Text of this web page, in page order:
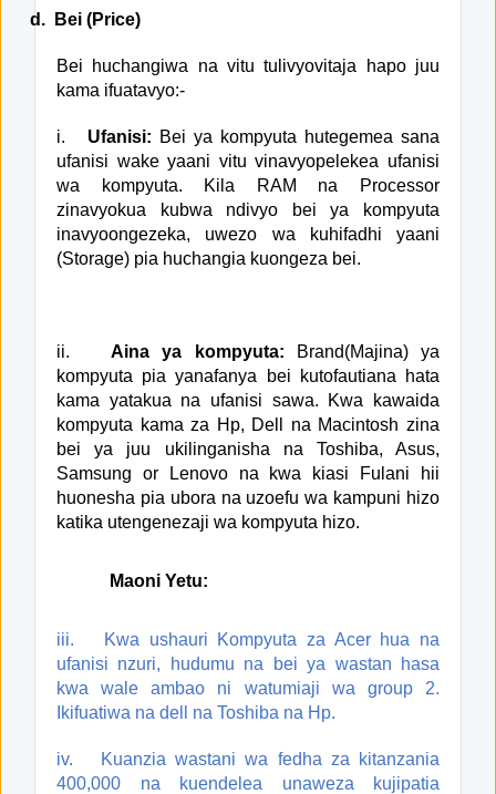
d. Bei (Price)
Bei huchangiwa na vitu tulivyovitaja hapo juu
kama ifuatavyo:-
i. Ufanisi: Bei ya kompyuta hutegemea sana
ufanisi wake yaani vitu vinavyopelekea ufanisi
wa kompyuta. Kila RAM na Processor
zinavyokua kubwa ndivyo bei ya kompyuta
inavyoongezeka, uwezo wa kuhifadhi yaani
(Storage) pia huchangia kuongeza bei.
ii. Aina ya kompyuta: Brand(Majina) ya
kompyuta pia yanafanya bei kutofautiana hata
kama yatakua na ufanisi sawa. Kwa kawaida
kompyuta kama za Hp, Dell na Macintosh zina
bei ya juu ukilinganisha na Toshiba, Asus,
Samsung or Lenovo na kwa kiasi Fulani hii
huonesha pia ubora na uzoefu wa kampuni hizo
katika utengenezaji wa kompyuta hizo.
Maoni Yetu:
iii.
Kwa ushauri Kompyuta za Acer hua na
ufanisi nzuri, hudumu na bei ya wastan hasa
kwa wale ambao ni watumiaji wa group 2.
Ikifuatiwa na dell na Toshiba na Hp.
iv.
Kuanzia wastani wa fedha za kitanzania
400,000 na kuendelea unaweza kujipatia